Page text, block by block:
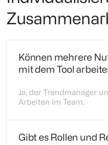
Können mehrere
mit dem Tool
Ja, der Trendmanager
Arbeiten im Team.
Gibt es Rollen und